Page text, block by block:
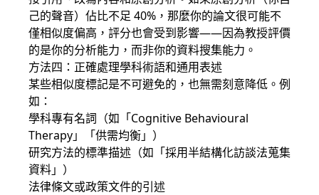
己的聲音）佔比不足 40%，那麼你的論文很可能不
僅相似度偏高，評分也會受到影響——因為教授評價
的是你的分析能力，而非你的資料搜集能力。
方法四：正確處理學科術語和通用表述
某些相似度標記是不可避免的，也無需刻意降低。例
如：
學科專有名詞（如「Cognitive Behavioural
Therapy」「供需均衡」）
研究方法的標準描述（如「採用半結構化訪談法蒐集
資料」）
法律條文或政策文件的引述